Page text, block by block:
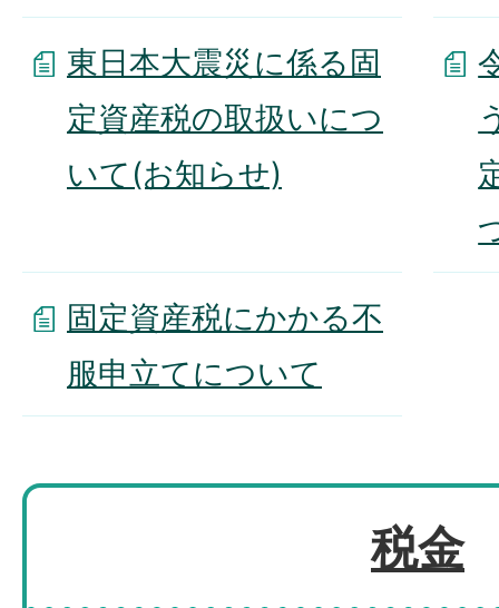
東日本大震災に係る固
定資産税の取扱いにつ
いて(お知らせ)
固定資産税にかかる不
服申立てについて
税金